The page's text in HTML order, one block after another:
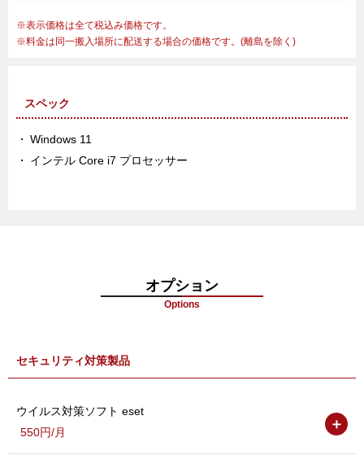
表示価格は全て税込み価格です。
料金は同一搬入場所に配送する場合の価格です。(離島を除く)
スペック
Windows 11
インテル Core i7 プロセッサー
オプション
Options
セキュリティ対策製品
ウイルス対策ソフト eset
550円/月
＋